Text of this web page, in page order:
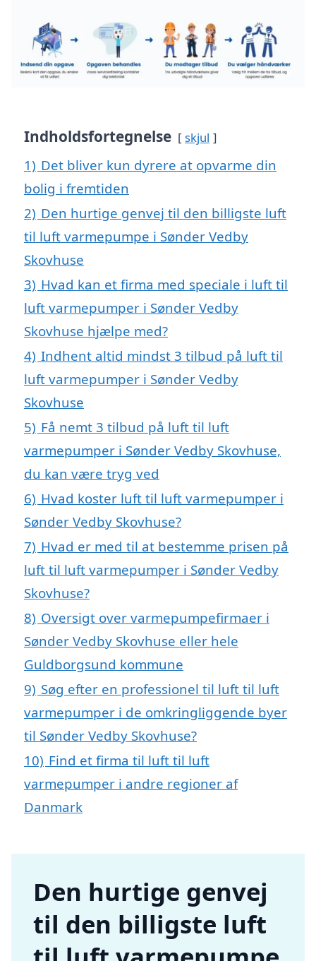
Indholdsfortegnelse skjul
1) Det bliver kun dyrere at opvarme din
bolig i fremtiden
2) Den hurtige genvej til den billigste luft
til luft varmepumpe i Sønder Vedby
Skovhuse
3) Hvad kan et firma med speciale i luft til
luft varmepumper i Sønder Vedby
Skovhuse hjælpe med?
4) Indhent altid mindst 3 tilbud på luft til
luft varmepumper i Sønder Vedby
Skovhuse
5) Få nemt 3 tilbud på luft til luft
varmepumper i Sønder Vedby Skovhuse,
du kan være tryg ved
6) Hvad koster luft til luft varmepumper i
Sønder Vedby Skovhuse?
7) Hvad er med til at bestemme prisen på
luft til luft varmepumper i Sønder Vedby
Skovhuse?
8) Oversigt over varmepumpefirmaer i
Sønder Vedby Skovhuse eller hele
Guldborgsund kommune
9) Søg efter en professionel til luft til luft
varmepumper i de omkringliggende byer
til Sønder Vedby Skovhuse?
10) Find et firma til luft til luft
varmepumper i andre regioner af
Danmark
Den hurtige genvej
til den billigste luft